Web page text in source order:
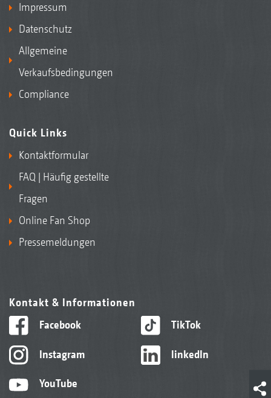
Impressum
Datenschutz
Allgemeine
Verkaufsbedingungen
Compliance
Quick Links
Kontaktformular
FAQ | Häufig gestellte
Fragen
Online Fan Shop
Pressemeldungen
Kontakt & Informationen
Facebook
Instagram
YouTube
TikTok
linkedIn